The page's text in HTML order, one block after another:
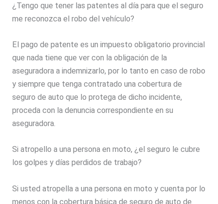
¿Tengo que tener las patentes al día para que el seguro
me reconozca el robo del vehículo?
El pago de patente es un impuesto obligatorio provincial
que nada tiene que ver con la obligación de la
aseguradora a indemnizarlo, por lo tanto en caso de robo
y siempre que tenga contratado una cobertura de
seguro de auto que lo protega de dicho incidente,
proceda con la denuncia correspondiente en su
aseguradora.
Si atropello a una persona en moto, ¿el seguro le cubre
los golpes y días perdidos de trabajo?
Si usted atropella a una persona en moto y cuenta por lo
menos con la cobertura básica de seguro de auto de